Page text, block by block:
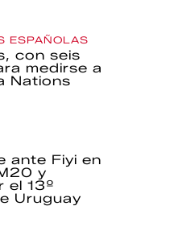
ESPAÑOLAS
con seis
medirse a
Nations
ante Fiyi en
y
el 13º
Uruguay